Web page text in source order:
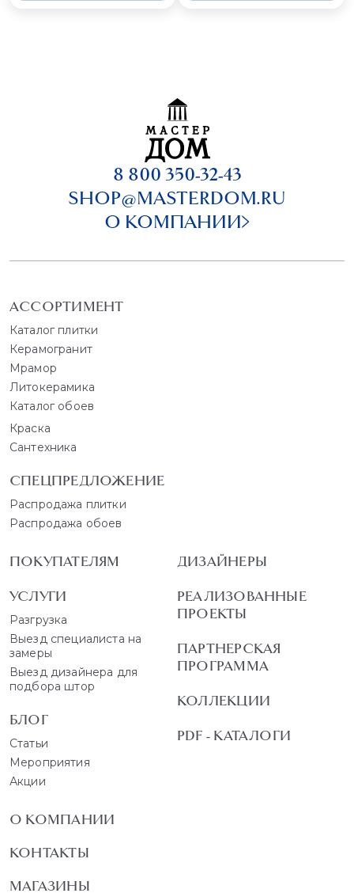
8 800 350-32-43
SHOP@MASTERDOM.RU
О КОМПАНИИ
АССОРТИМЕНТ
Каталог плитки
Керамогранит
Мрамор
Литокерамика
Каталог обоев
Краска
Сантехника
СПЕЦПРЕДЛОЖЕНИЕ
Распродажа плитки
Распродажа обоев
ПОКУПАТЕЛЯМ
УСЛУГИ
Разгрузка
Выезд специалиста на
замеры
Выезд дизайнера для
подбора штор
БЛОГ
Статьи
Мероприятия
Акции
ДИЗАЙНЕРЫ
РЕАЛИЗОВАННЫЕ
ПРОЕКТЫ
ПАРТНЕРСКАЯ
ПРОГРАММА
КОЛЛЕКЦИИ
PDF - КАТАЛОГИ
О КОМПАНИИ
КОНТАКТЫ
МАГАЗИНЫ